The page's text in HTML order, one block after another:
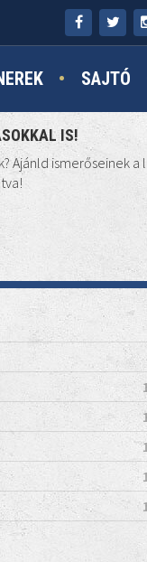
SAJTÓ
IS!
Ajánld ismerőseinek